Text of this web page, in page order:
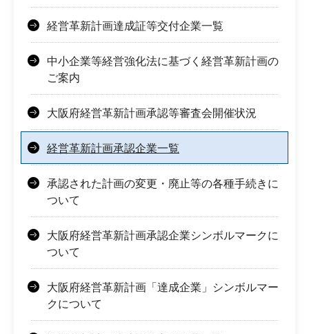
経営革新計画達成証等交付企業一覧
中小企業等経営強化法に基づく経営革新計画の
ご案内
大阪府経営革新計画承認等審査会開催状況
経営革新計画承認企業一覧
承認された計画の変更・廃止等の各種手続きに
ついて
大阪府経営革新計画承認企業シンボルマークに
ついて
大阪府経営革新計画「達成企業」シンボルマー
クについて